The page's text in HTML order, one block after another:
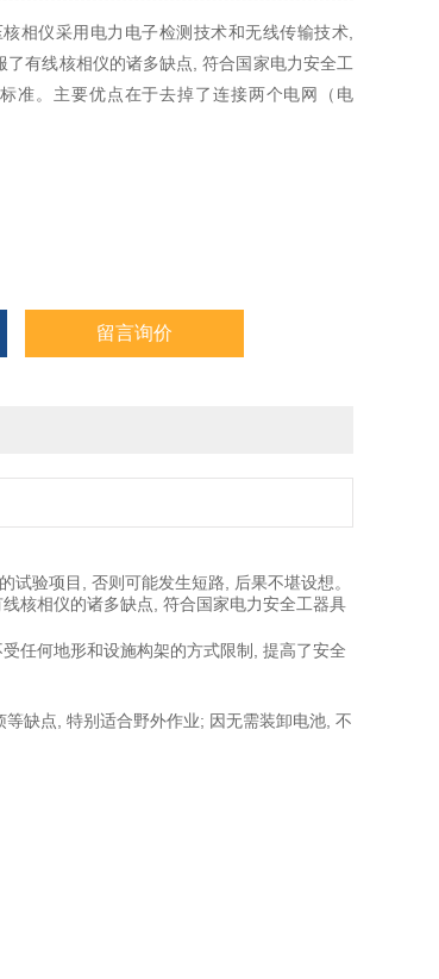
相仪采用电力电子检测技术和无线传输技术,
有线核相仪的诸多缺点, 符合国家电力安全工
准。主要优点在于去掉了连接两个电网（电
安全性, 操作极为方便, 只需一人操作一人监
留言询价
验项目, 否则可能发生短路, 后果不堪设想。
核相仪的诸多缺点, 符合国家电力安全工器具
任何地形和设施构架的方式限制, 提高了安全
缺点, 特别适合野外作业; 因无需装卸电池, 不